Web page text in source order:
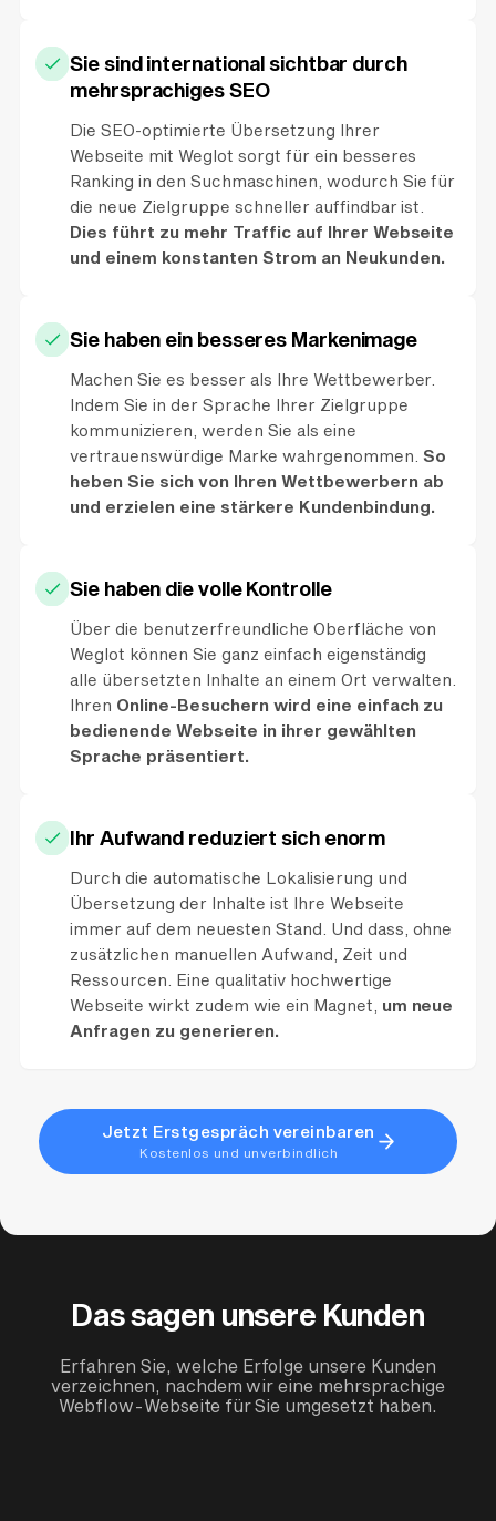
Sie sind international sichtbar durch
mehrsprachiges SEO
Die SEO-optimierte Übersetzung Ihrer
Webseite mit Weglot sorgt für ein besseres
Ranking in den Suchmaschinen, wodurch Sie für
die neue Zielgruppe schneller auffindbar ist.
Dies führt zu mehr Traffic auf Ihrer Webseite
und einem konstanten Strom an Neukunden.
Sie haben ein besseres Markenimage
Machen Sie es besser als Ihre Wettbewerber.
Indem Sie in der Sprache Ihrer Zielgruppe
kommunizieren, werden Sie als eine
vertrauenswürdige Marke wahrgenommen. So
heben Sie sich von Ihren Wettbewerbern ab
und erzielen eine stärkere Kundenbindung.
Sie haben die volle Kontrolle
Über die benutzerfreundliche Oberfläche von
Weglot können Sie ganz einfach eigenständig
alle übersetzten Inhalte an einem Ort verwalten.
Ihren Online-Besuchern wird eine einfach zu
bedienende Webseite in ihrer gewählten
Sprache präsentiert.
Ihr Aufwand reduziert sich enorm
Durch die automatische Lokalisierung und
Übersetzung der Inhalte ist Ihre Webseite
immer auf dem neuesten Stand. Und dass, ohne
zusätzlichen manuellen Aufwand, Zeit und
Ressourcen. Eine qualitativ hochwertige
Webseite wirkt zudem wie ein Magnet, um neue
Anfragen zu generieren.
Jetzt Erstgespräch vereinbaren
Kostenlos und unverbindlich
Das sagen unsere Kunden
Erfahren Sie, welche Erfolge unsere Kunden
verzeichnen, nachdem wir eine mehrsprachige
Webflow-Webseite für Sie umgesetzt haben.